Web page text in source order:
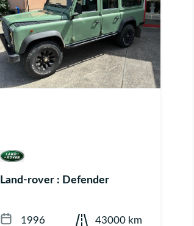
Land-rover : Defender
1996 43000 km